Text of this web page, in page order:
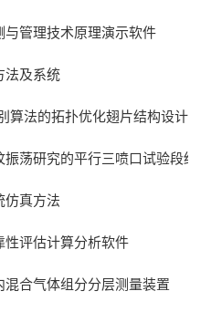
管理技术原理演示软件
法及系统
算法的拓扑优化翅片结构设计方
荡研究的平行三喷口试验段结构
仿真方法
性评估计算分析软件
合气体组分分层测量装置